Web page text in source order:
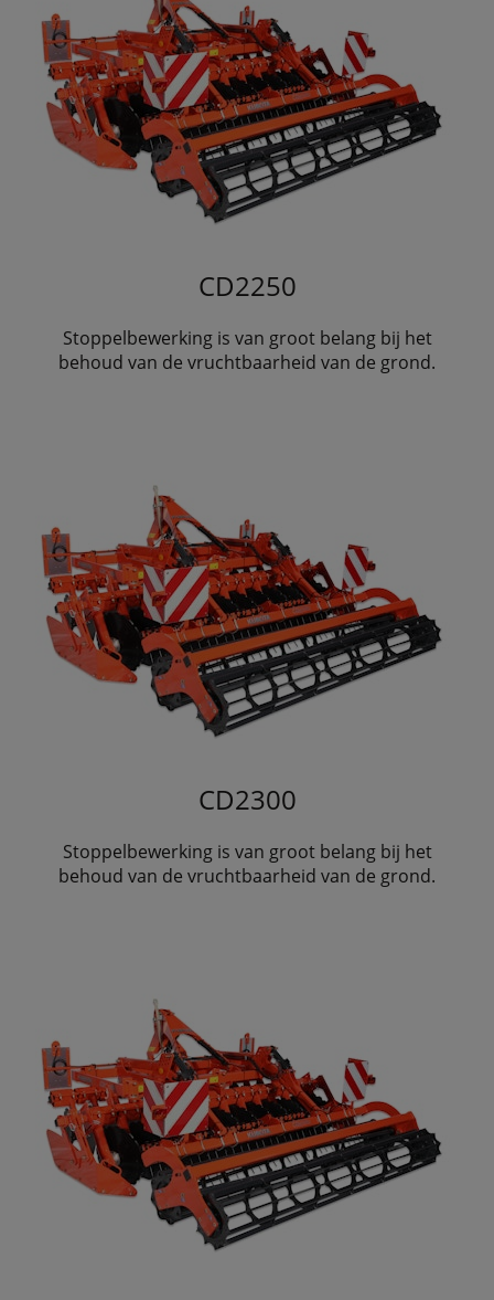
CD2250
Stoppelbewerking is van groot belang bij het
behoud van de vruchtbaarheid van de grond.
CD2300
Stoppelbewerking is van groot belang bij het
behoud van de vruchtbaarheid van de grond.